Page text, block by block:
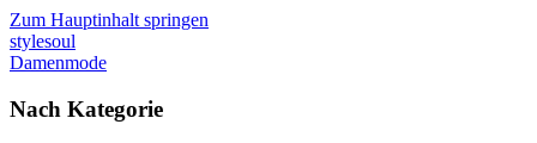
Zum Hauptinhalt springen
stylesoul
Damenmode
Nach Kategorie